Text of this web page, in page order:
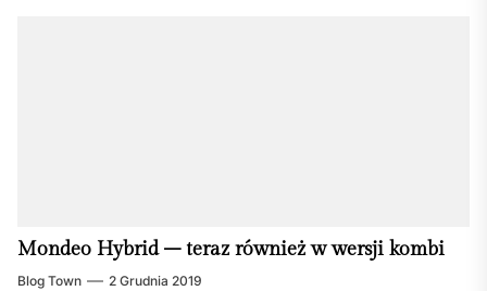
Mondeo Hybrid – teraz również w wersji kombi
Blog Town 2 Grudnia 2019